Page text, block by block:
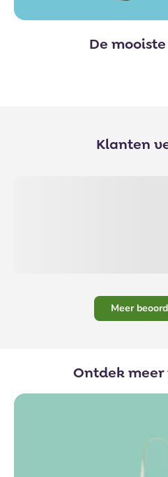
De
Klanten
Meer
Ontdek